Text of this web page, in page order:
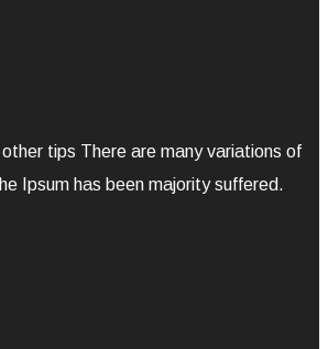
tips There are many variations of
Ipsum has been majority suffered.